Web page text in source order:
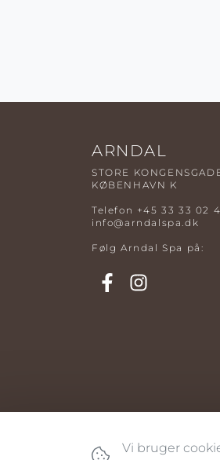
ARNDAL
STORE
KØBENHAVN K
Telefon +45 33 33 02
info@arndalspa.dk
Følg Arndal Spa på:
Vi bruger